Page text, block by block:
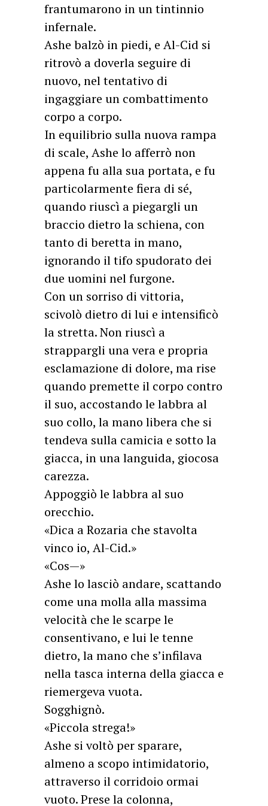
frantumarono in un tintinnio
infernale.
Ashe balzò in piedi, e Al-Cid si
ritrovò a doverla seguire di
nuovo, nel tentativo di
ingaggiare un combattimento
corpo a corpo.
In equilibrio sulla nuova rampa
di scale, Ashe lo afferrò non
appena fu alla sua portata, e fu
particolarmente fiera di sé,
quando riuscì a piegargli un
braccio dietro la schiena, con
tanto di beretta in mano,
ignorando il tifo spudorato dei
due uomini nel furgone.
Con un sorriso di vittoria,
scivolò dietro di lui e intensificò
la stretta. Non riuscì a
strappargli una vera e propria
esclamazione di dolore, ma rise
quando premette il corpo contro
il suo, accostando le labbra al
suo collo, la mano libera che si
tendeva sulla camicia e sotto la
giacca, in una languida, giocosa
carezza.
Appoggiò le labbra al suo
orecchio.
«Dica a Rozaria che stavolta
vinco io, Al-Cid.»
«Cos—»
Ashe lo lasciò andare, scattando
come una molla alla massima
velocità che le scarpe le
consentivano, e lui le tenne
dietro, la mano che s’infilava
nella tasca interna della giacca e
riemergeva vuota.
Sogghignò.
«Piccola strega!»
Ashe si voltò per sparare,
almeno a scopo intimidatorio,
attraverso il corridoio ormai
vuoto. Prese la colonna,